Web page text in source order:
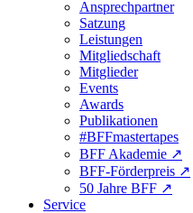
Ansprechpartner
Satzung
Leistungen
Mitgliedschaft
Mitglieder
Events
Awards
Publikationen
#BFFmastertapes
BFF Akademie ↗︎
BFF-Förderpreis ↗︎
50 Jahre BFF ↗︎
Service